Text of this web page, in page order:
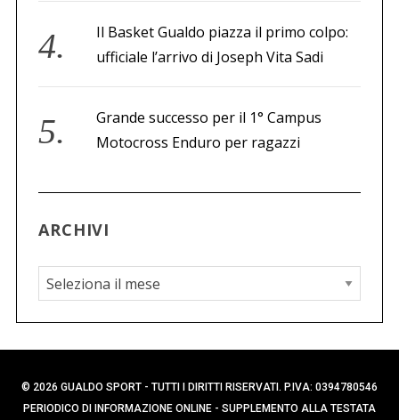
Il Basket Gualdo piazza il primo colpo:
ufficiale l’arrivo di Joseph Vita Sadi
Grande successo per il 1° Campus
Motocross Enduro per ragazzi
ARCHIVI
A
r
c
h
i
v
© 2026 GUALDO SPORT - TUTTI I DIRITTI RISERVATI. P.IVA: 0394780546
PERIODICO DI INFORMAZIONE ONLINE - SUPPLEMENTO ALLA TESTATA